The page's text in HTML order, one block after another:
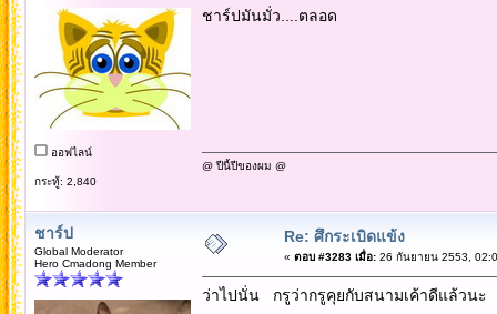
ออฟไลน์
กระทู้: 2,840
ชาร์ปมันมั่ว....ตลอด
@ ปีนี้ปีของผม @
ชาร์ป
Global Moderator
Hero Cmadong Member
Re: ศึกระเบิดแข้ง
« ตอบ #3283 เมื่อ:26 กันยายน 2553,
ว่าไปนั่น กรูว่ากรูคุยกับสนามเค้าดีแล้วนะ